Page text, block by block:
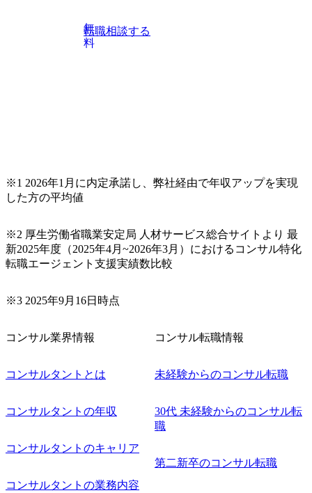
ンサルタントも登壇しますので、当社へ気になることや転
職後のご不安な事はその場でご質問いただけますので、ぜ
承ください。 【服装・持ち物】 ・特になし カジュアルな服
装でご参加ください。 【募集ポジション】 ITコンサルタン
定 ・全社デジタルトランスフォーメーション企画構想 ・業
務/組織/システムの現状分析/RPA選定/導入/実装 ・プライベ
ート/パブリッククラウド導入 ・AI活用による業務効率化/
企画 ・Disruptive Technologyを活用した新規事業の立案/推
上げていきたい ・サービスやソリューションに捉われず、
でのプロジェクトに参画し、自身のスキルアップを図りた
規事業開発にも興味があり、ゆくゆくはチャレンジしてみ
無
料
転職相談する
※1 2026年1月に内定承諾し、弊社経由で年収アップを実現
した方の平均値
※2 厚生労働省職業安定局 人材サービス総合サイトより 最
新2025年度（2025年4月~2026年3月）におけるコンサル特化
転職エージェント支援実績数比較
※3 2025年9月16日時点
コンサル業界情報
コンサルタントとは
コンサルタントの年収
コンサルタントのキャリア
コンサルタントの業務内容
コンサル転職情報
未経験からのコンサル転職
30代 未経験からのコンサル転
職
第二新卒のコンサル転職